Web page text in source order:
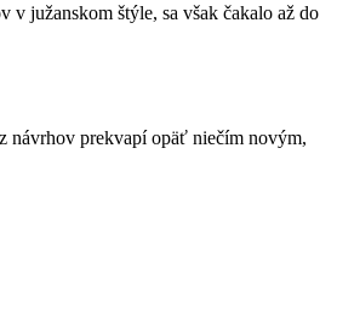
južanskom štýle, sa však čakalo až do
návrhov prekvapí opäť niečím novým,